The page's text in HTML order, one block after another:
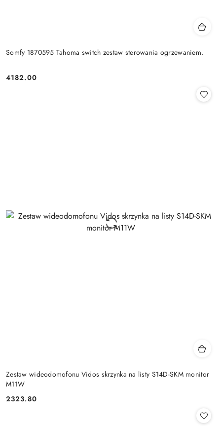
Somfy 1870595 Tahoma switch zestaw sterowania ogrzewaniem.
Cena:
4182.00
Zestaw wideodomofonu Vidos skrzynka na listy S14D-SKM monitor
M11W
Cena:
2323.80